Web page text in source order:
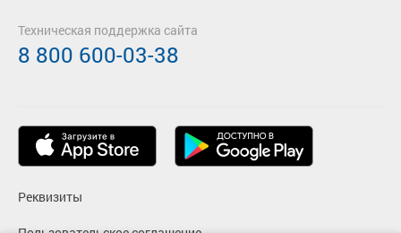
Реквизиты
Техническая поддержка сайта
8 800 600-03-38